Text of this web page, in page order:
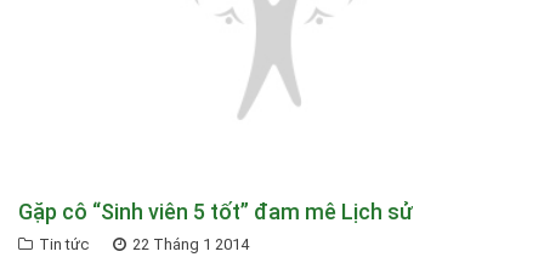
Gặp cô “Sinh viên 5 tốt” đam mê Lịch sử
Tin tức 22 Tháng 1 2014